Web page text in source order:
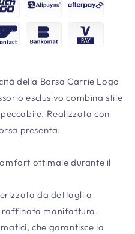
della Borsa Carrie Logo
esclusivo combina stile
Realizzata con
presenta:
ottimale durante il
da dettagli a
raffinata manifattura.
che garantisce la